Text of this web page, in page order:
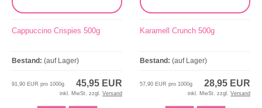
Cappuccino Crispies 500g
Bestand: (auf Lager)
45,95 EUR
91,90 EUR pro 1000g
inkl. MwSt. zzgl. Versand
Karamell Crunch 500g
Bestand: (auf Lager)
28,95 EUR
57,90 EUR pro 1000g
inkl. MwSt. zzgl. Versand